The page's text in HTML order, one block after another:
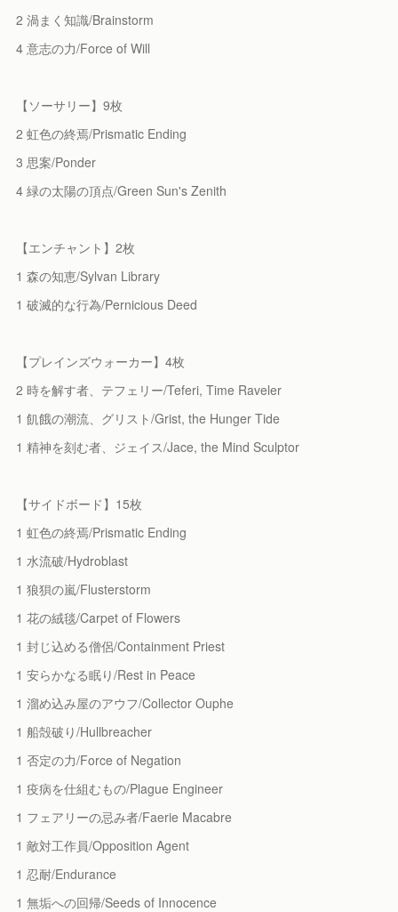
2 渦まく知識/Brainstorm
4 意志の力/Force of Will
【ソーサリー】9枚
2 虹色の終焉/Prismatic Ending
3 思案/Ponder
4 緑の太陽の頂点/Green Sun's Zenith
【エンチャント】2枚
1 森の知恵/Sylvan Library
1 破滅的な行為/Pernicious Deed
【プレインズウォーカー】4枚
2 時を解す者、テフェリー/Teferi, Time Raveler
1 飢餓の潮流、グリスト/Grist, the Hunger Tide
1 精神を刻む者、ジェイス/Jace, the Mind Sculptor
【サイドボード】15枚
1 虹色の終焉/Prismatic Ending
1 水流破/Hydroblast
1 狼狽の嵐/Flusterstorm
1 花の絨毯/Carpet of Flowers
1 封じ込める僧侶/Containment Priest
1 安らかなる眠り/Rest in Peace
1 溜め込み屋のアウフ/Collector Ouphe
1 船殻破り/Hullbreacher
1 否定の力/Force of Negation
1 疫病を仕組むもの/Plague Engineer
1 フェアリーの忌み者/Faerie Macabre
1 敵対工作員/Opposition Agent
1 忍耐/Endurance
1 無垢への回帰/Seeds of Innocence